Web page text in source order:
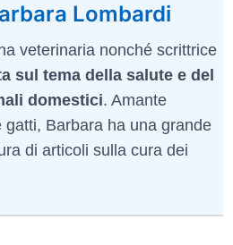
Lombardi
veterinaria nonché scrittrice
sul tema della salute e del
domestici. Amante
Barbara ha una grande
di articoli sulla cura dei